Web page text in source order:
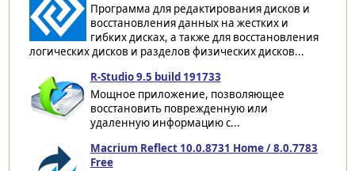
Программа для редактирования дисков и
восстановления данных на жестких и
гибких дисках, а также для восстановления
логических дисков и разделов физических дисков...
R-Studio 9.5 build 191733
Мощное приложение, позволяющее
восстановить поврежденную или
удаленную информацию с...
Macrium Reflect 10.0.8731 Home / 8.0.7783
Free